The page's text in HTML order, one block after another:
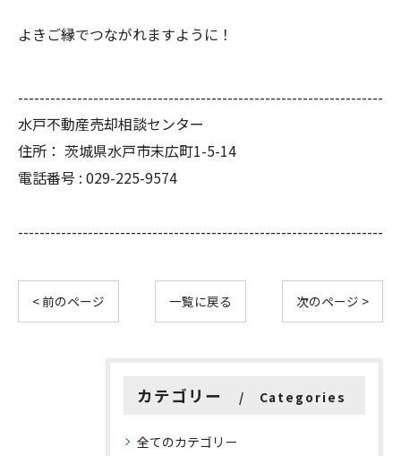
よきご縁でつながれますように！
--------------------------------------------------------------------
水戸不動産売却相談センター
住所： 茨城県水戸市末広町1-5-14
電話番号 : 029-225-9574
--------------------------------------------------------------------
< 前のページ 一覧に戻る 次のページ >
カテゴリー Categories
全てのカテゴリー